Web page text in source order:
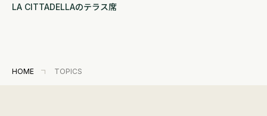
LA CITTADELLAのテラス席
HOME TOPICS